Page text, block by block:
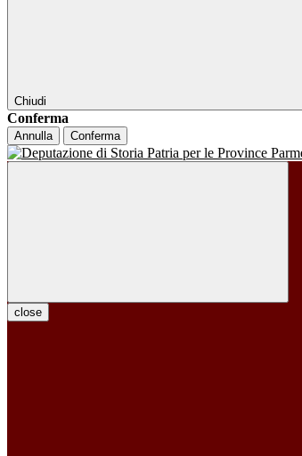
Chiudi
Conferma
Annulla Conferma
close